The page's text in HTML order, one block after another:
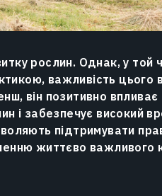
рослин. Однак, у той
важливість цього
він позитивно
і забезпечує високий
підтримувати
життєво важливого